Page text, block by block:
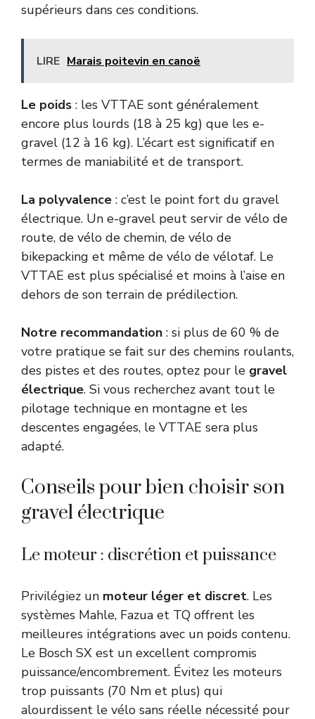
supérieurs dans ces conditions.
LIRE Marais poitevin en canoë
Le poids : les VTTAE sont généralement
encore plus lourds (18 à 25 kg) que les e-
gravel (12 à 16 kg). L’écart est significatif en
termes de maniabilité et de transport.
La polyvalence : c’est le point fort du gravel
électrique. Un e-gravel peut servir de vélo de
route, de vélo de chemin, de vélo de
bikepacking et même de vélo de vélotaf. Le
VTTAE est plus spécialisé et moins à l’aise en
dehors de son terrain de prédilection.
Notre recommandation : si plus de 60 % de
votre pratique se fait sur des chemins roulants,
des pistes et des routes, optez pour le gravel
électrique. Si vous recherchez avant tout le
pilotage technique en montagne et les
descentes engagées, le VTTAE sera plus
adapté.
Conseils pour bien choisir son
gravel électrique
Le moteur : discrétion et puissance
Privilégiez un moteur léger et discret. Les
systèmes Mahle, Fazua et TQ offrent les
meilleures intégrations avec un poids contenu.
Le Bosch SX est un excellent compromis
puissance/encombrement. Évitez les moteurs
trop puissants (70 Nm et plus) qui
alourdissent le vélo sans réelle nécessité pour